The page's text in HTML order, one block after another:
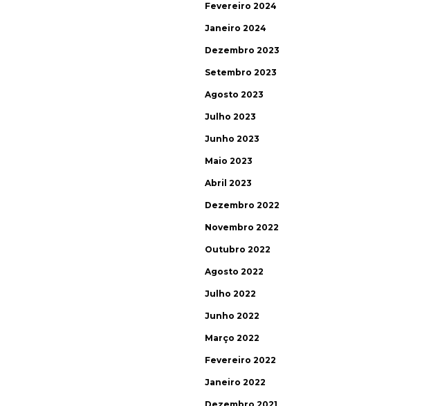
Fevereiro 2024
Janeiro 2024
Dezembro 2023
Setembro 2023
Agosto 2023
Julho 2023
Junho 2023
Maio 2023
Abril 2023
Dezembro 2022
Novembro 2022
Outubro 2022
Agosto 2022
Julho 2022
Junho 2022
Março 2022
Fevereiro 2022
Janeiro 2022